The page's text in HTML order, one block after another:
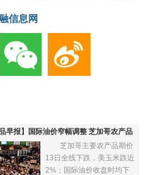
信息网
早报】国际油价窄幅调整 芝加哥农产品
芝加哥主要农产品期价
13日全线下跌，美玉米跌近
2%；国际油价收盘时均下